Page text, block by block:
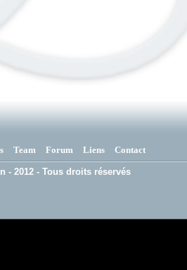
Team Forum Liens Contact
- 2012 - Tous droits réservés